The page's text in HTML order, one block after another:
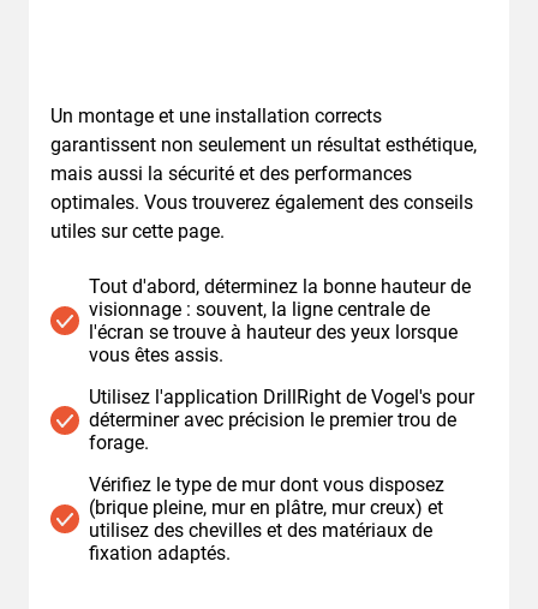
Un montage et une installation corrects
garantissent non seulement un résultat esthétique,
mais aussi la sécurité et des performances
optimales. Vous trouverez également des conseils
utiles sur cette page.
Tout d'abord, déterminez la bonne hauteur de
visionnage : souvent, la ligne centrale de
l'écran se trouve à hauteur des yeux lorsque
vous êtes assis.
Utilisez l'application DrillRight de Vogel's pour
déterminer avec précision le premier trou de
forage.
Vérifiez le type de mur dont vous disposez
(brique pleine, mur en plâtre, mur creux) et
utilisez des chevilles et des matériaux de
fixation adaptés.